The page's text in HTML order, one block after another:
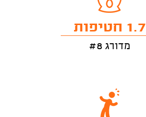
1.7 חטיפות
מדורג #8